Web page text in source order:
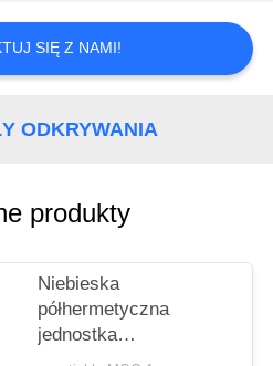
SIĘ Z NAMI!
ODKRYWANIA
produkty
Niebieska
półhermetyczna
jednostka
kondensacyjna